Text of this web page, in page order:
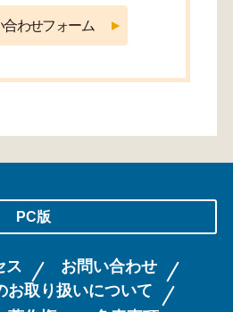
PC版
ス
お問い合わせ
お取り扱いについて